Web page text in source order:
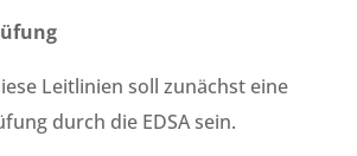
Leitlinien soll zunächst eine
durch die EDSA sein.